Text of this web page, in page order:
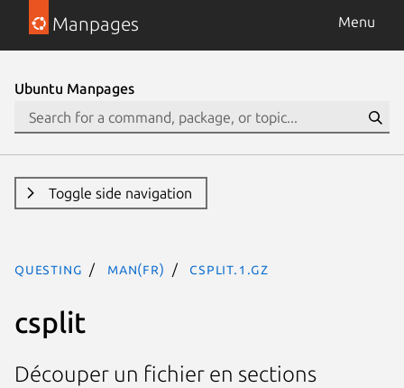
Manpages Menu
Ubuntu Manpages
Toggle side navigation
questing man(fr) csplit.1.gz
csplit
Découper un fichier en sections